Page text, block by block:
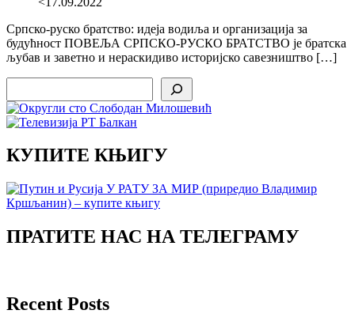
Српско-руско братство: идеја водиља и организација за
будућност ПОВЕЉА СРПСКО-РУСКО БРАТСТВО је братска
љубав и заветно и нераскидиво историјско савезништво […]
КУПИТЕ КЊИГУ
ПРАТИТЕ НАС НА ТЕЛЕГРАМУ
Recent Posts